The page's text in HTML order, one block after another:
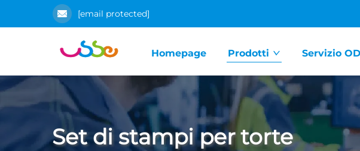
[email protected]
Homepage Prodotti Servizio
Set di stampi per torte